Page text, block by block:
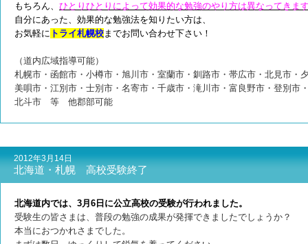
もちろん、 ひとりひとりによって効果的な勉強のやり方は異なってきま
自分にあった、効果的な勉強法を知りたい方は、
お気軽に トライ札幌校までお問い合わせ下さい！
（道内広域指導可能）
札幌市・函館市・小樽市・旭川市・室蘭市・釧路市・帯広市・北見市・
美唄市・江別市・士別市・名寄市・千歳市・滝川市・富良野市・登別市
北斗市 等 他郡部可能
2012年3月14日
北海道・札幌 高校受験終了
北海道内では、3月6日に公立高校の受験が行われました。
受験生の皆さまは、普段の勉強の成果が発揮できましたでしょうか？
本当におつかれさまでした。